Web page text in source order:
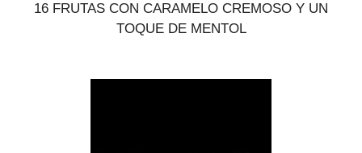
16 FRUTAS CON CARAMELO CREMOSO Y UN
TOQUE DE MENTOL